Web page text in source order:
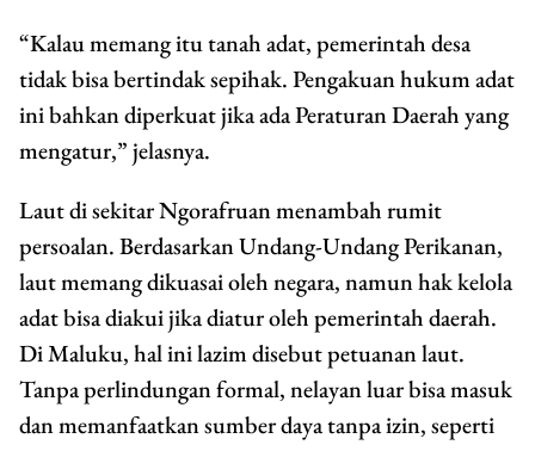
“Kalau memang itu tanah adat, pemerintah desa
tidak bisa bertindak sepihak. Pengakuan hukum adat
ini bahkan diperkuat jika ada Peraturan Daerah yang
mengatur,” jelasnya.
Laut di sekitar Ngorafruan menambah rumit
persoalan. Berdasarkan Undang-Undang Perikanan,
laut memang dikuasai oleh negara, namun hak kelola
adat bisa diakui jika diatur oleh pemerintah daerah.
Di Maluku, hal ini lazim disebut petuanan laut.
Tanpa perlindungan formal, nelayan luar bisa masuk
dan memanfaatkan sumber daya tanpa izin, seperti